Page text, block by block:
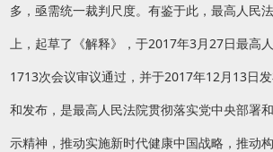
多，亟需统一裁判尺度。有鉴于此，最高人民
上，起草了《解释》，于2017年3月27日最高
1713次会议审议通过，并于2017年12月13日
和发布，是最高人民法院贯彻落实党中央部署
示精神，推动实施新时代健康中国战略，推动